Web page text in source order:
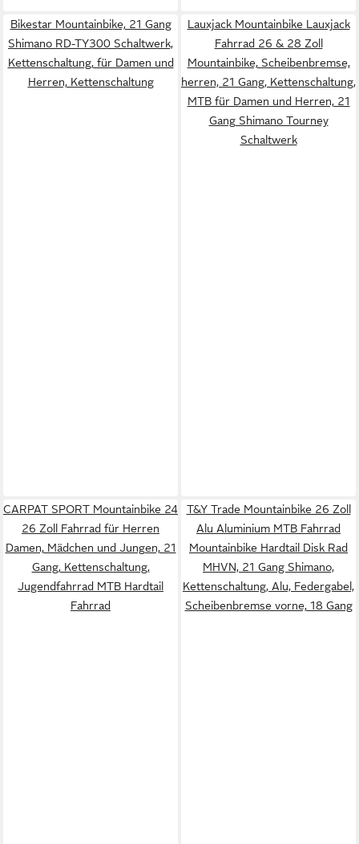
Bikestar Mountainbike, 21 Gang
Shimano RD-TY300 Schaltwerk,
Kettenschaltung, für Damen und
Herren, Kettenschaltung
Lauxjack Mountainbike Lauxjack
Fahrrad 26 & 28 Zoll
Mountainbike, Scheibenbremse,
herren, 21 Gang, Kettenschaltung,
MTB für Damen und Herren, 21
Gang Shimano Tourney
Schaltwerk
CARPAT SPORT Mountainbike 24
26 Zoll Fahrrad für Herren
Damen, Mädchen und Jungen, 21
Gang, Kettenschaltung,
Jugendfahrrad MTB Hardtail
Fahrrad
T&Y Trade Mountainbike 26 Zoll
Alu Aluminium MTB Fahrrad
Mountainbike Hardtail Disk Rad
MHVN, 21 Gang Shimano,
Kettenschaltung, Alu, Federgabel,
Scheibenbremse vorne, 18 Gang